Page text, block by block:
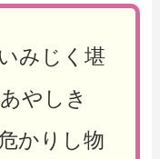
みじく堪
やしき
かりし物